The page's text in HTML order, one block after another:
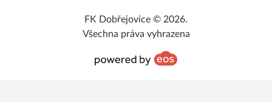
FK Dobřejovice © 2026.
Všechna práva vyhrazena